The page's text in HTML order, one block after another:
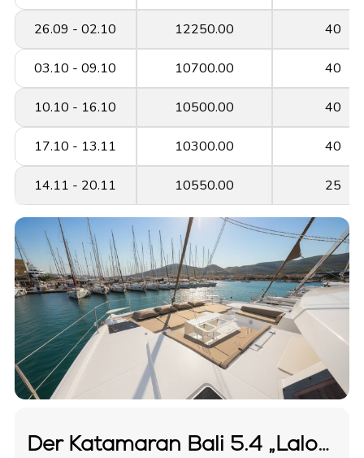
26.09 - 02.10 12250.00 40
03.10 - 09.10 10700.00 40
10.10 - 16.10 10500.00 40
17.10 - 13.11 10300.00 40
14.11 - 20.11 10550.00 25
Der Katamaran Bali 5.4 „Lalounge“